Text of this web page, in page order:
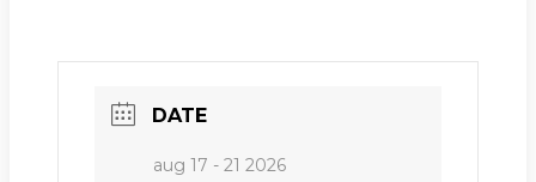
DATE
aug 17 - 21 2026